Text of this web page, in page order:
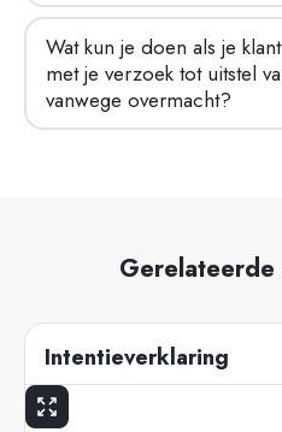
Wat kun je doen als je
met je verzoek tot uitstel
vanwege overmacht?
Gerelateerde
Intentieverklaring